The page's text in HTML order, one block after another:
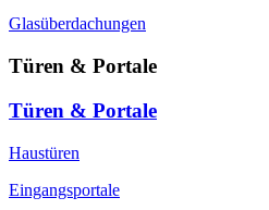
Glasüberdachungen
Türen & Portale
Türen & Portale
Haustüren
Eingangsportale